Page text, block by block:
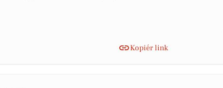
Kopiér link